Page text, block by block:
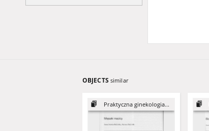
OBJECTS similar
Praktyczna ginekologia...